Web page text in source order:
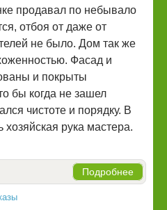
продавал по небывало
отбоя от даже от
не было. Дом так же
Фасад и
и покрыты
бы когда не зашел
чистоте и порядку. В
рука мастера.
Подробнее